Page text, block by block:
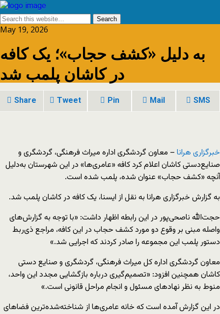
May 19, 2026
به دلیل «کشف حجاب»؛ یک کافه
در کاشان پلمب شد
Share Tweet Pin Mail SMS
خبرگزاری هرانا – معاون گردشگری اداره میراث فرهنگی، گردشگری و
صنایع‌دستی کاشان اعلام کرد کافه «عامری‌ها» در این شهرستان به‌دلیل
آنچه «کشف حجاب» عنوان شده، پلمب شده است.
به گزارش خبرگزاری هرانا به نقل از ایسنا، یک کافه در کاشان پلمب شد.
حجت‌الله ناصحی‌پور در این رابطه اظهار داشت: «با توجه به گزارش‌های
واصله مبنی بر وقوع دو مورد کشف حجاب در این کافه، مراجع ذی‌ربط
دستور پلمب این مجموعه را صادر کردند که اجرایی شد.»
معاون گردشگری اداره کل میراث فرهنگی، گردشگری و صنایع دستی
کاشان همچنین افزود: «تصمیم‌گیری درباره بازگشایی مجدد این واحد،
منوط به نظر نهادهای مسئول و انجام مراحل قانونی است.»
در این گزارش آمده است که خانه عامری‌ها از شناخته‌شده‌ترین فضاهای